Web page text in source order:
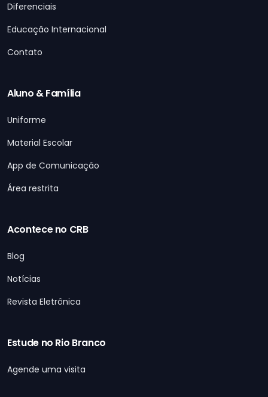
Diferenciais
Educação Internacional
Contato
Aluno & Família
Uniforme
Material Escolar
App de Comunicação
Área restrita
Acontece no CRB
Blog
Notícias
Revista Eletrônica
Estude no Rio Branco
Agende uma visita